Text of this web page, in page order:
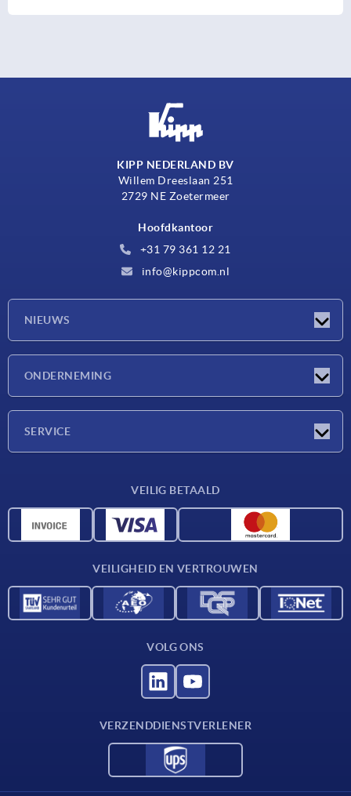
KIPP NEDERLAND BV
Willem Dreeslaan 251
2729 NE Zoetermeer
Hoofdkantoor
+31 79 361 12 21
info@kippcom.nl
NIEUWS
ONDERNEMING
SERVICE
CAD-gegevens
VEILIG BETAALD
VEILIGHEID EN VERTROUWEN
VOLG ONS
VERZENDDIENSTVERLENER